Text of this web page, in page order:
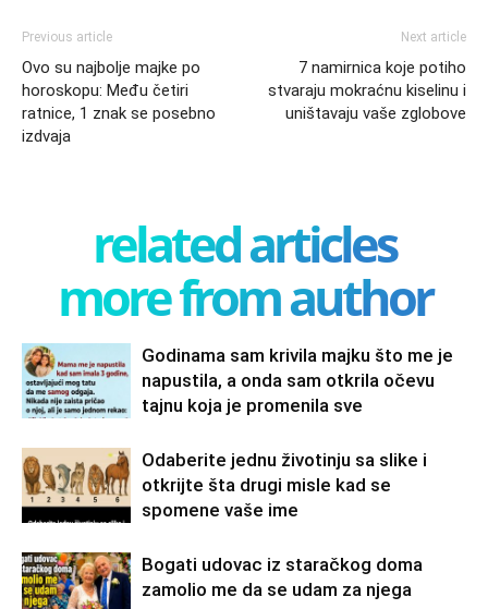
Previous article
Ovo su najbolje majke po
horoskopu: Među četiri
ratnice, 1 znak se posebno
izdvaja
Next article
7 namirnica koje potiho
stvaraju mokraćnu kiselinu i
uništavaju vaše zglobove
related articles
more from author
Godinama sam krivila majku što me je
napustila, a onda sam otkrila očevu
tajnu koja je promenila sve
Odaberite jednu životinju sa slike i
otkrijte šta drugi misle kad se
spomene vaše ime
Bogati udovac iz staračkog doma
zamolio me da se udam za njega